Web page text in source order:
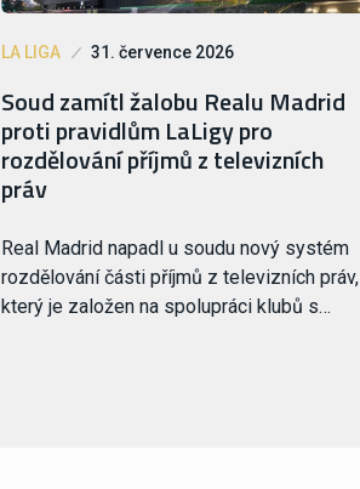
LA LIGA 31. července 2026
Soud zamítl žalobu Realu Madrid
proti pravidlům LaLigy pro
rozdělování příjmů z televizních
práv
Real Madrid napadl u soudu nový systém
rozdělování části příjmů z televizních práv,
který je založen na spolupráci klubů s…